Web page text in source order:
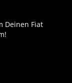
Deinen Fiat